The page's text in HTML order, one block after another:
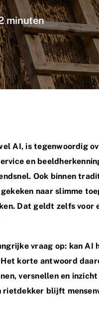
minuten
AI, is tegenwoordig
en
Ook binnen
naar slimme
Dat geldt zelfs voor
vraag op: kan AI
korte antwoord
versnellen en
rietdekker blijft